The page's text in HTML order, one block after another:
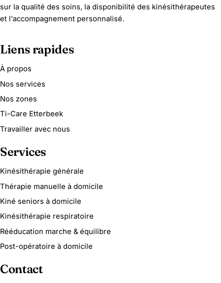
sur la qualité des soins, la disponibilité des kinésithérapeutes
et l'accompagnement personnalisé.
Liens rapides
À propos
Nos services
Nos zones
Ti-Care Etterbeek
Travailler avec nous
Services
Kinésithérapie générale
Thérapie manuelle à domicile
Kiné seniors à domicile
Kinésithérapie respiratoire
Rééducation marche & équilibre
Post-opératoire à domicile
Contact